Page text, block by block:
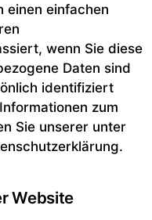
einen einfachen
wenn Sie diese
Daten sind
identifiziert
zum
Sie unserer unter
Website